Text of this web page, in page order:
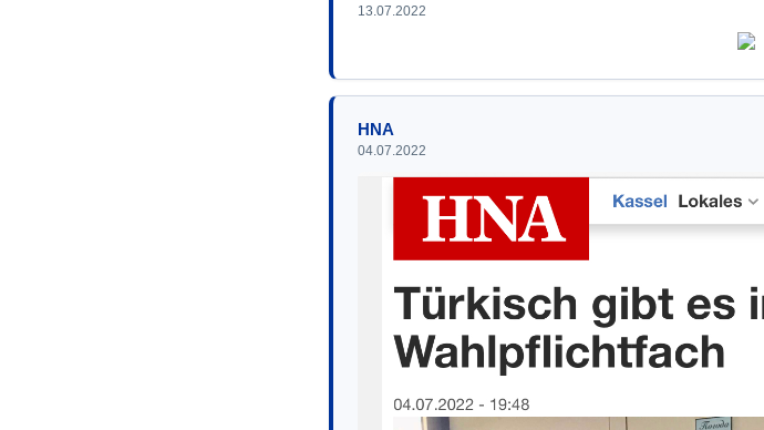
13.07.2022
HNA
04.07.2022